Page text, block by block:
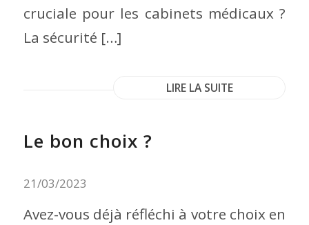
cruciale pour les cabinets médicaux ?
La sécurité […]
LIRE LA SUITE
Le bon choix ?
21/03/2023
Avez-vous déjà réfléchi à votre choix en